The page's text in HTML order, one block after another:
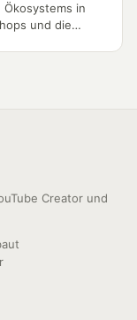
Ökosystems in
und die
Creator und